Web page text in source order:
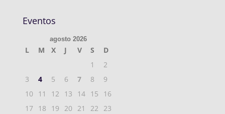
Eventos
agosto 2026
L M X J V S
D
1
2
3
4 5 6 7 8
9
10
11 12 13 14 15
16
17
18 19 20 21 22
23